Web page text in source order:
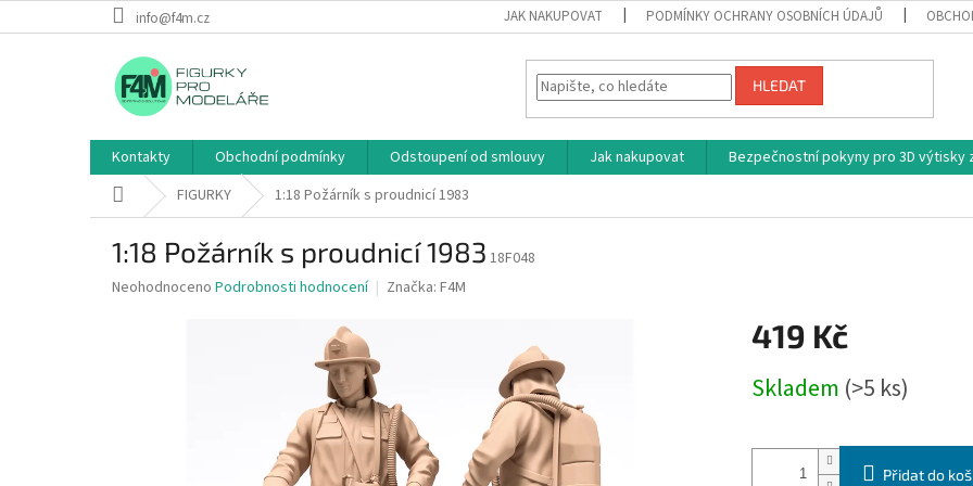
na
info@f4m.cz JAK NAKUPOVAT PODMÍNKY OCHRANY OSOBNÍCH ÚDAJŮ
HLEDAT
Kontakty Obchodní podmínky Odstoupení od smlouvy Jak nakupovat Bezpečnostní pokyny pro 3D výtisky
Domů FIGURKY 1:18 Požárník s proudnicí 1983
1:18 Požárník s proudnicí 1983 18F048
Průměrné
Neohodnoceno Podrobnosti hodnocení Značka: F4M
419 Kč
cena:
Skladem (>5 ks)
Přidat do